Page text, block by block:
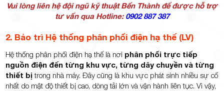
Vui lòng liên hệ đội ngũ kỹ thuật Bến Thành để được hỗ trợ
tư vấn qua Hotline: 0902 887 387
2. Bảo trì Hệ thống phân phối điện hạ thế (LV)
Hệ thống phân phối điện hạ thế là nơi phân phối trực tiếp
nguồn điện đến từng khu vực, từng dây chuyền và từng
thiết bịtrong nhà máy. Đây cũng là khu vực phát sinh nhiều sự cố
nhất do mật độ thiết bị cao, dòng tải lớn và vận hành liên tục. Vì vậy,